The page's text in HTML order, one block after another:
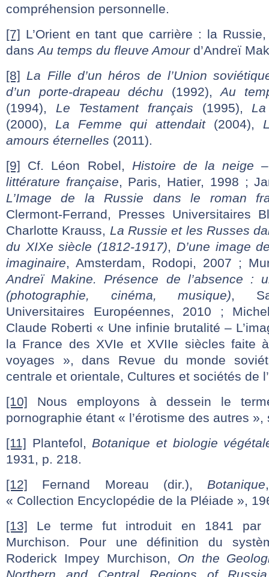
compréhension personnelle.
[7] L’Orient en tant que carrière : la Russie,
dansAu temps du fleuve Amourd’Andreï
[8] La Fille d’un héros de l’Union
d’un porte-drapeau déchu (1992),Au
(1994), Le Testament français (1995),
(2000), La Femme qui attendait(2004),
amours éternelles (2011).
[9] Cf. Léon Robel, Histoire de la neige
littérature française, Paris, Hatier, 1998 ;
L’Image de la Russie dans le roman
Clermont-Ferrand, Presses Universitaires
Charlotte Krauss, La Russie et les Russes
du XIXe siècle (1812-1917), D’une image
imaginaire, Amsterdam, Rodopi, 2007 ;
Andreï Makine. Présence de l’absence :
(photographie, cinéma, musique),
Universitaires Européennes, 2010 ;
Claude Roberti « Une infinie brutalité –
la France des XVIe et XVIIe siècles faite
voyages », dans Revue du monde
centrale et orientale, Cultures et sociétés de
[10] Nous employons à dessein le
pornographie étant « l’érotisme des autres
[11] Plantefol, Botanique et biologie
1931, p. 218.
[12] Fernand Moreau (dir.), Botanique
« Collection Encyclopédie de la Pléiade »,
[13] Le terme fut introduit en 1841 par
Murchison. Pour une définition du
Roderick Impey Murchison, On the